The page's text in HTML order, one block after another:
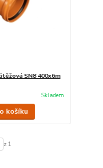
SN8 400x6m
Skladem
košíku
z 1